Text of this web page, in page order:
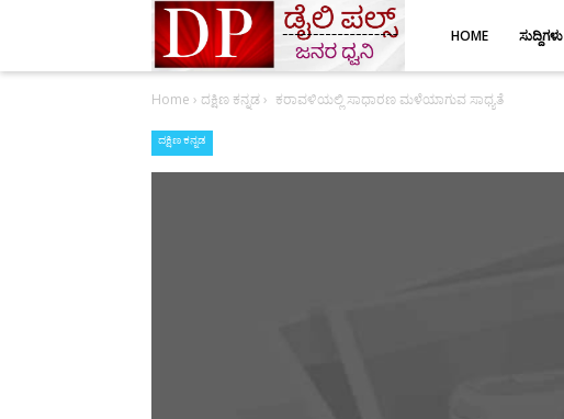
HOME ಸುದ್ದಿಗಳು
Home › ದಕ್ಷಿಣ ಕನ್ನಡ› ಕರಾವಳಿಯಲ್ಲಿ ಸಾಧಾರಣ ಮಳೆಯಾಗುವ ಸಾಧ್ಯತೆ
ದಕ್ಷಿಣ ಕನ್ನಡ